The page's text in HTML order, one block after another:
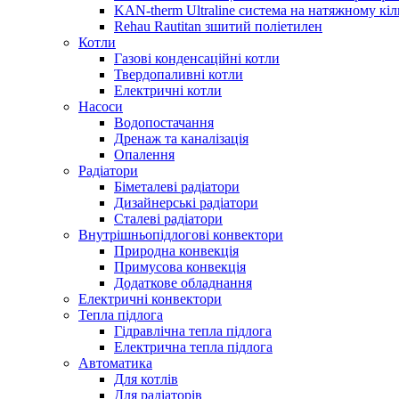
KAN-therm Ultraline система на натяжному
Rehau Rautitan зшитий поліетилен
Котли
Газові конденсаційні котли
Твердопаливні котли
Електричні котли
Насоси
Водопостачання
Дренаж та каналізація
Опалення
Радіатори
Біметалеві радіатори
Дизайнерські радіатори
Сталеві радіатори
Внутрішньопідлогові конвектори
Природна конвекція
Примусова конвекція
Додаткове обладнання
Електричні конвектори
Тепла підлога
Гідравлічна тепла підлога
Електрична тепла підлога
Автоматика
Для котлів
Для радіаторів